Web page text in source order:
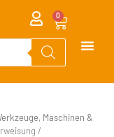
0
Maschinen &
/